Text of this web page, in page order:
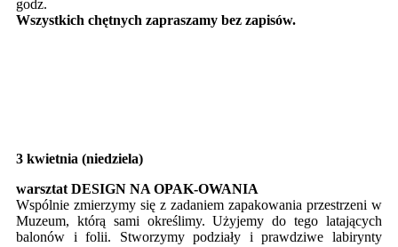
godz.
Wszystkich chętnych zapraszamy bez zapisów.
3 kwietnia (niedziela)
warsztat DESIGN NA OPAK-OWANIA
Wspólnie zmierzymy się z zadaniem zapakowania przestrzeni w
Muzeum, którą sami określimy. Użyjemy do tego latających
balonów i folii. Stworzymy podziały i prawdziwe labirynty